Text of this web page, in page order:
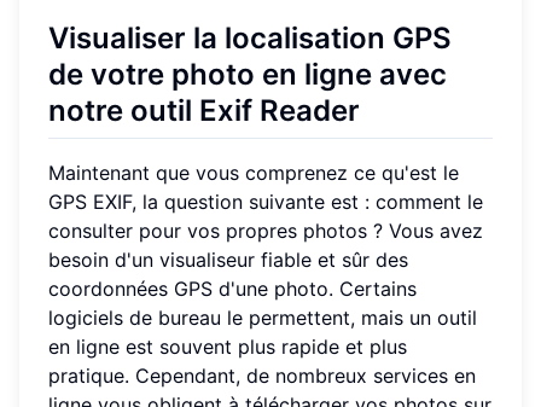
Visualiser la localisation GPS
de votre photo en ligne avec
notre outil Exif Reader
Maintenant que vous comprenez ce qu'est le
GPS EXIF, la question suivante est : comment le
consulter pour vos propres photos ? Vous avez
besoin d'un visualiseur fiable et sûr des
coordonnées GPS d'une photo. Certains
logiciels de bureau le permettent, mais un outil
en ligne est souvent plus rapide et plus
pratique. Cependant, de nombreux services en